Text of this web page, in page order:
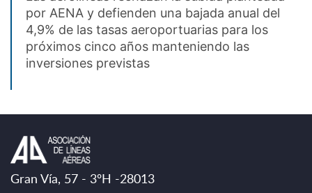
por AENA y defienden una bajada anual del
4,9% de las tasas aeroportuarias para los
próximos cinco años manteniendo las
inversiones previstas
Gran Vía, 57 - 3ºH -28013